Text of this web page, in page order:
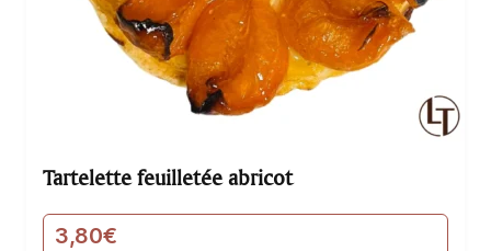
Tartelette feuilletée abricot
3,80€